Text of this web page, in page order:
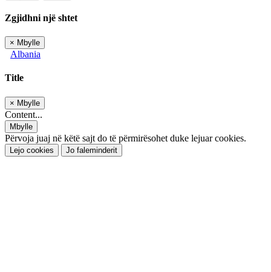
Zgjidhni një shtet
× Mbylle
Albania
Title
× Mbylle
Content...
Mbylle
Përvoja juaj në këtë sajt do të përmirësohet duke lejuar cookies.
Lejo cookies Jo faleminderit